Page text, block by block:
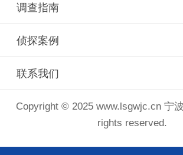
调查指南
侦探案例
联系我们
Copyright © 2025 www.lsgwjc.cn 宁
rights reserved.